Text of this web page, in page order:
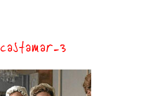
castamar-3